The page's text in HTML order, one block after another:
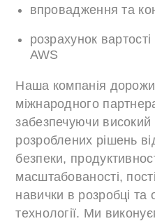
впровадження та
розрахунок
AWS
Наша компанія
міжнародного
забезпечуючи високий
розроблених рішень
безпеки,
масштабованості,
навички в розробці та
технології. Ми